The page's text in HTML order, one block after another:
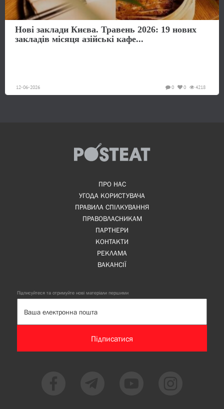
Нові заклади Києва. Травень 2026: 19 нових
закладів місяця азійські кафе...
12-06-2026 4218
0
0
ПРО НАС
УГОДА КОРИСТУВАЧА
ПРАВИЛА СПІЛКУВАННЯ
ПРАВОВЛАСНИКАМ
ПАРТНЕРИ
КОНТАКТИ
РЕКЛАМА
ВАКАНСІЇ
Підписуйтеся та отримуйте нові матеріали першими
Підписатися